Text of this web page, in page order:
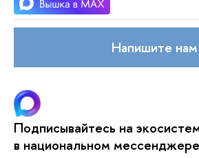
Напишите нам
Подписывайтесь на
в национальном